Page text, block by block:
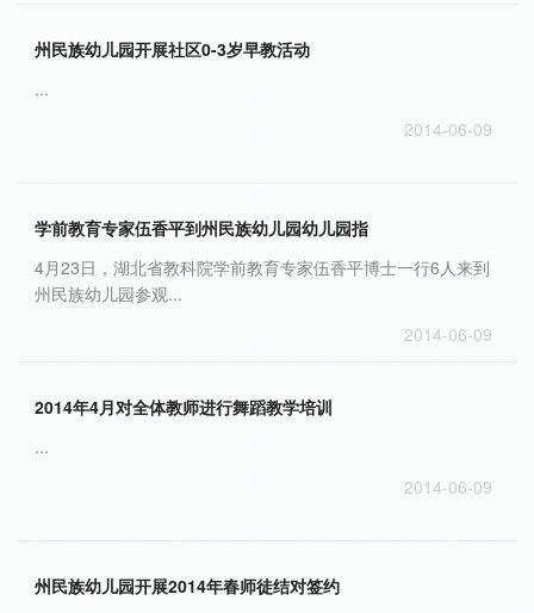
州民族幼儿园开展社区0-3岁早教活动
...
2014-06-09
学前教育专家伍香平到州民族幼儿园幼儿园指
4月23日，湖北省教科院学前教育专家伍香平博士一行6人来到
州民族幼儿园参观...
2014-06-09
2014年4月对全体教师进行舞蹈教学培训
...
2014-06-09
州民族幼儿园开展2014年春师徒结对签约